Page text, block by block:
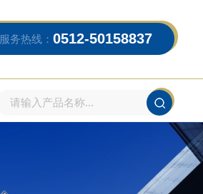
服务热线： 0512-50158837